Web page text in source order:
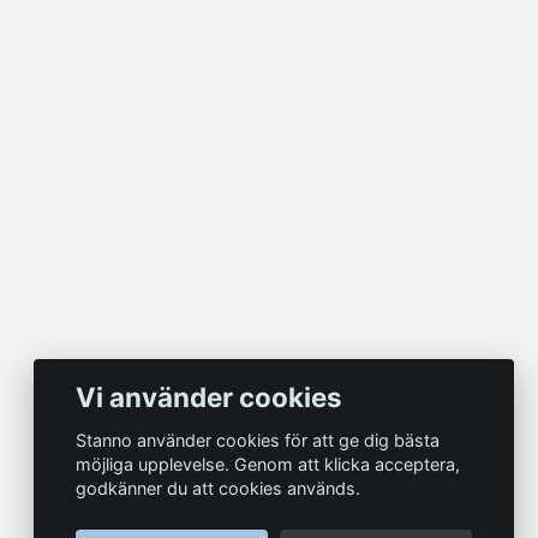
Vi använder cookies
Stanno använder cookies för att ge dig bästa
möjliga upplevelse. Genom att klicka acceptera,
godkänner du att cookies används.